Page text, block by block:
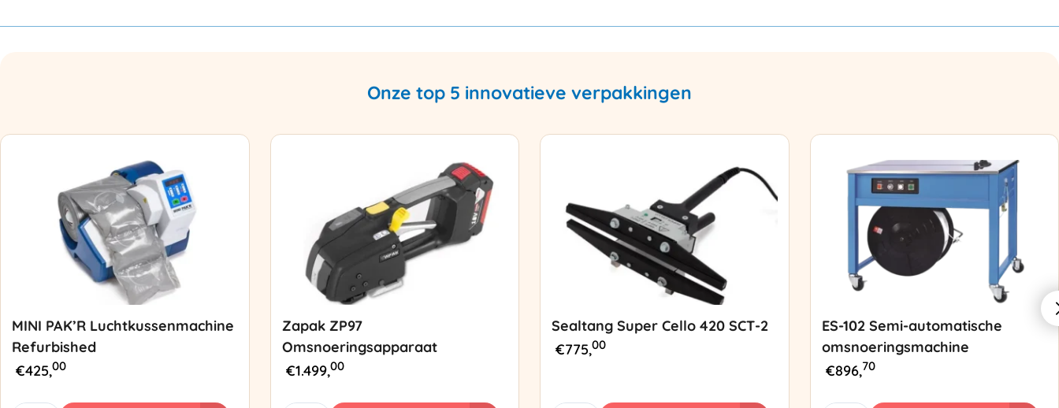
Onze top 5 innovatieve verpakkingen
MINI PAK’R Luchtkussenmachine
Refurbished
€425,00
Zapak ZP97
Omsnoeringsapparaat
€1.499,00
Sealtang Super Cello 420 SCT-2
€775,00
ES-102 Semi-automatische
omsnoeringsmachine
€896,70